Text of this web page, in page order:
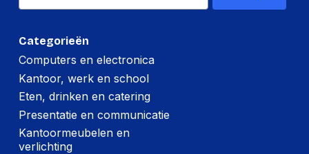
Categorieën
Computers en electronica
Kantoor, werk en school
Eten, drinken en catering
Presentatie en communicatie
Kantoormeubelen en
verlichting